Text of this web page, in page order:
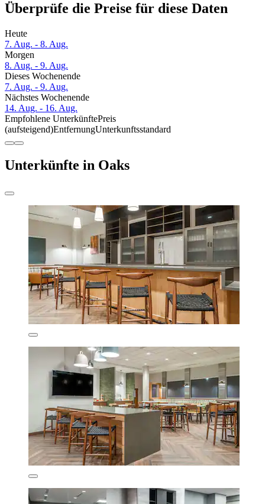
Überprüfe die Preise für diese Daten
Heute
7. Aug. - 8. Aug.
Morgen
8. Aug. - 9. Aug.
Dieses Wochenende
7. Aug. - 9. Aug.
Nächstes Wochenende
14. Aug. - 16. Aug.
Empfohlene UnterkünftePreis
(aufsteigend)EntfernungUnterkunftsstandard
Unterkünfte in Oaks